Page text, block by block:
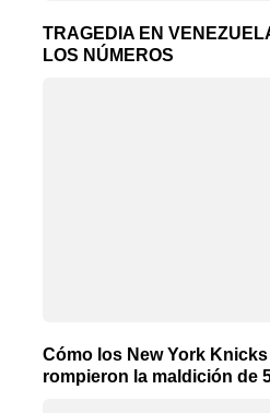
TRAGEDIA EN
LOS NÚMEROS
Cómo los New York
rompieron la maldición de